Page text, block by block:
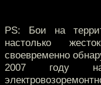
PS: Бои на
настолько
своевременно
2007 году на